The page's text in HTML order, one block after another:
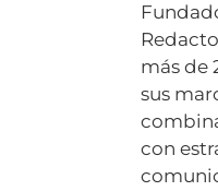
más de
sus
con